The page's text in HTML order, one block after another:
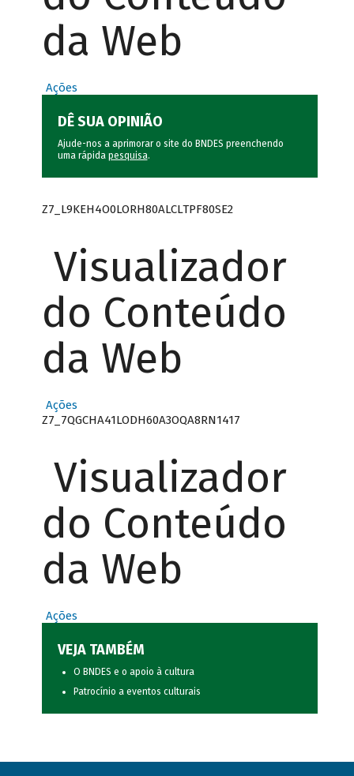
da Web
Ações
DÊ SUA OPINIÃO
Ajude-nos a aprimorar o site do BNDES preenchendo
uma rápida pesquisa.
Z7_L9KEH4O0LORH80ALCLTPF80SE2
Visualizador
do Conteúdo
da Web
Ações
Z7_7QGCHA41LODH60A3OQA8RN1417
Visualizador
do Conteúdo
da Web
Ações
VEJA TAMBÉM
O BNDES e o apoio à cultura
Patrocínio a eventos culturais